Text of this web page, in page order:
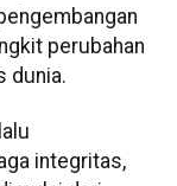
perubahan
dunia.
integritas,